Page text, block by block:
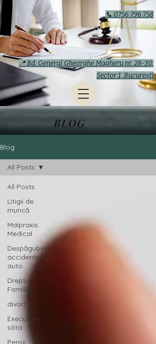
📞 0756 796 758
📍 Bd. General Gheorghe Magheru nr. 28-30,
Sector 1, București
BLOG
Blog
All Posts
Litigii de
muncă
Malpraxis
Medical
Despăgubiri
accidente
auto
Dreptul
Familiei
divort
Executare
silita
Pensii
All Posts